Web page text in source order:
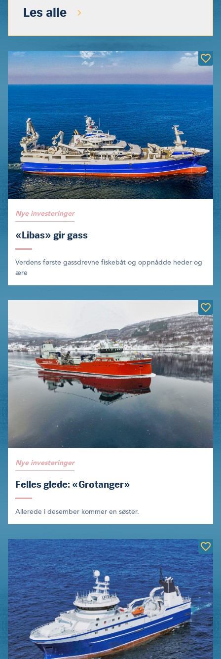
Les alle
Nye investeringer
«Libas» gir gass
Verdens første gassdrevne fiskebåt og oppnådde heder og
ære
Nye investeringer
Felles glede: «Grotanger»
Allerede i desember kommer en søster.